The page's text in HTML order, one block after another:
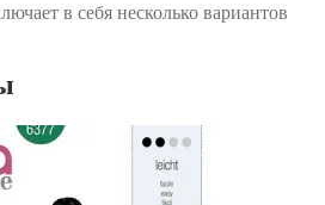
в себя несколько вариантов